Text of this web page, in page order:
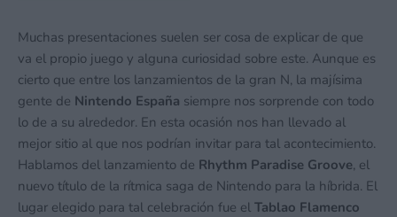
Muchas presentaciones suelen ser cosa de explicar de que
va el propio juego y alguna curiosidad sobre este. Aunque es
cierto que entre los lanzamientos de la gran N, la majísima
gente de Nintendo España siempre nos sorprende con todo
lo de a su alrededor. En esta ocasión nos han llevado al
mejor sitio al que nos podrían invitar para tal acontecimiento.
Hablamos del lanzamiento de Rhythm Paradise Groove, el
nuevo título de la rítmica saga de Nintendo para la híbrida. El
lugar elegido para tal celebración fue el Tablao Flamenco